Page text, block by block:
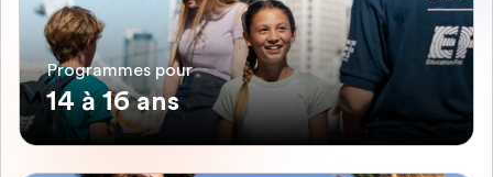
Programmes pour
14 à 16 ans